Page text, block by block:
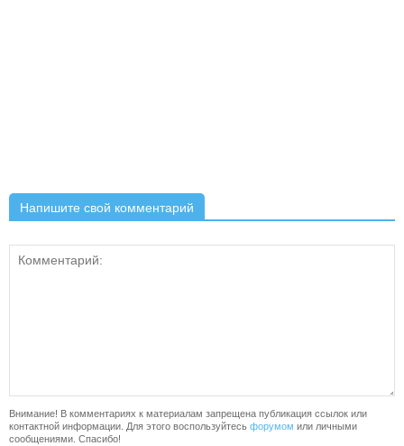
Напишите свой комментарий
Внимание! В комментариях к материалам запрещена публикация ссылок или
контактной информации. Для этого воспользуйтесь форумом или личными
сообщениями. Спасибо!